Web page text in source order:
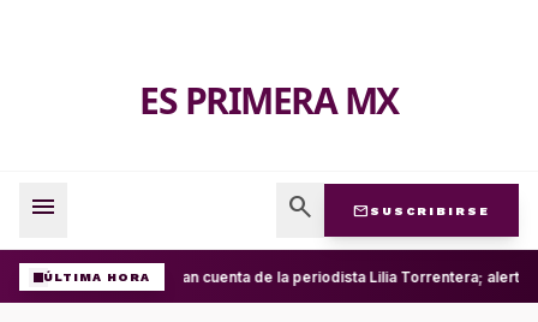
ES PRIMERA MX
menu search mail SUSCRIBIRSE
ÚLTIMA HORA Roban cuenta de la periodista Lilia Torrentera;